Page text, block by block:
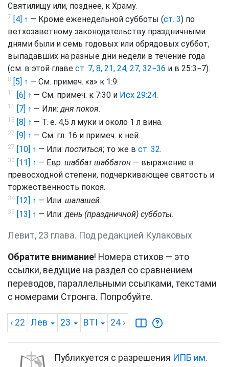
Святилищу или, позднее, к Храму.
7 [4] ↑ — Кроме еженедельной субботы (ст. 3) по
ветхозаветному законодательству праздничными
днями были и семь годовых или обрядовых суббот,
выпадавших на разные дни недели в течение года
(см. в этой главе ст. 7, 8, 21, 24, 27, 32−36 и в 25:3−7).
8 [5] ↑ — См. примеч. «а» к 1:9.
11 [6] ↑ — См. примеч. к 7:30 и Исх 29:24.
11 [7] ↑ — Или:дня покоя.
13 [8] ↑ — Т. е. 4,5 л муки и около 1 л вина.
27 [9] ↑ — См. гл. 16 и примеч. к ней.
27 [10] ↑ — Или: поститься; то же в ст. 32.
30 [11] ↑ — Евр. шаббат шаббатон — выражение в
превосходной степени, подчеркивающее святость и
торжественность покоя.
34 [12] ↑ — Или: шалашей.
39 [13] ↑ — Или:день (праздничной) субботы.
Левит, 23 глава. Под редакцией Кулаковых
Обратите внимание! Номера стихов — это
ссылки, ведущие на раздел со сравнением
переводов, параллельными ссылками, текстами
с номерами Стронга. Попробуйте.
‹ 22 Лев 23 BTI 24 ›
Публикуется с разрешения ИПБ им.